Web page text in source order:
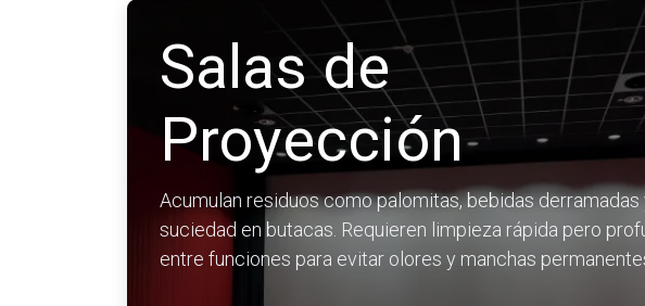
Salas de
Proyección
Acumulan residuos como palomitas, bebidas derramadas
suciedad en butacas. Requieren limpieza rápida pero
entre funciones para evitar olores y manchas